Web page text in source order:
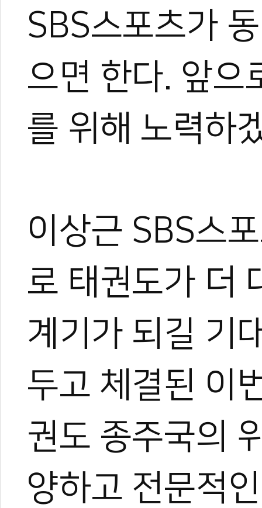
SBS스포츠가
으면 한다. 앞으
를 위해 노력하
이상근 SBS스
로 태권도가 더
계기가 되길 기
두고 체결된 이
권도 종주국의
양하고 전문적
관련 뉴스
무주 태권도원,
KTA 격파 대표